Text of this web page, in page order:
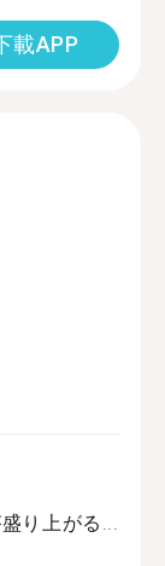
載APP
り上がる...